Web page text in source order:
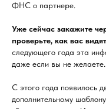
ФНС о партнере.
Уже сейчас закажите
проверьте, как вас
следующего года эта
даже если вы не желаете.
С этого года появилось
дополнительному